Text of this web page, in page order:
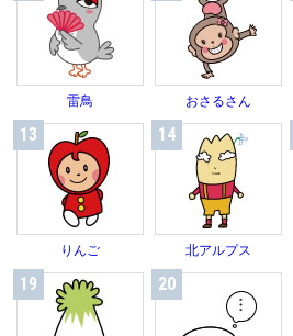
雷鳥 おさるさん
13
りんご
14
北アルプス
19 20